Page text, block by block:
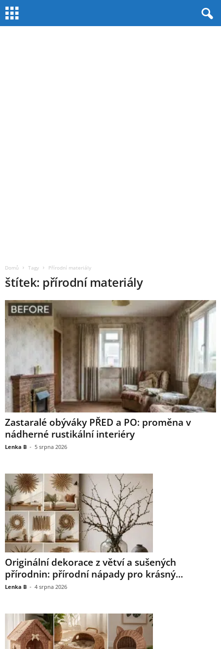
Domů Tagy Přírodní materiály
štítek: přírodní materiály
Zastaralé obýváky PŘED a PO: proměna v
nádherné rustikální interiéry
Lenka B - 5 srpna 2026
Originální dekorace z větví a sušených
přírodnin: přírodní nápady pro krásný...
Lenka B - 4 srpna 2026